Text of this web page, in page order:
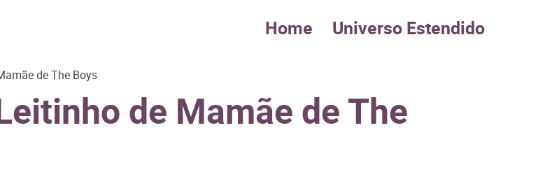
Home Universo Estendido
de The Boys
de Mamãe de The